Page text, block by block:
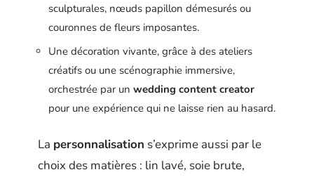
sculpturales, nœuds papillon démesurés ou
couronnes de fleurs imposantes.
Une décoration vivante, grâce à des ateliers
créatifs ou une scénographie immersive,
orchestrée par un wedding content creator
pour une expérience qui ne laisse rien au hasard.
La personnalisation s’exprime aussi par le
choix des matières : lin lavé, soie brute,